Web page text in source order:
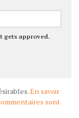
gets approved.
En savoir
sont